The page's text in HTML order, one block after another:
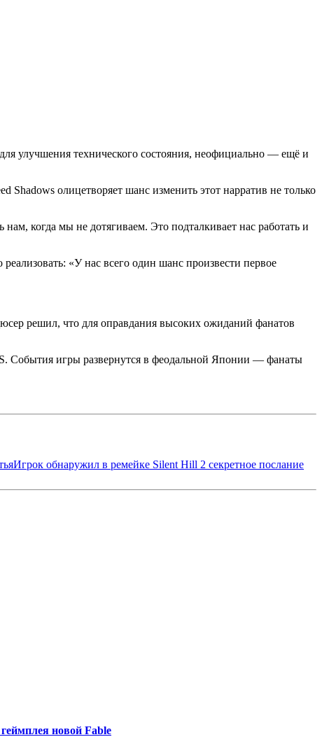
улучшения технического состояния, неофициально — ещё и
Shadows олицетворяет шанс изменить этот нарратив не только
когда мы не дотягиваем. Это подталкивает нас работать и
«У нас всего один шанс произвести первое
решил, что для оправдания высоких ожиданий фанатов
S. События игры развернутся в феодальной Японии — фанаты
Игрок обнаружил в ремейке Silent Hill 2 секретное послание
новой Fable